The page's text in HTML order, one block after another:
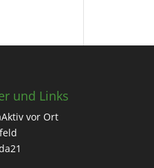
und Links
vor Ort